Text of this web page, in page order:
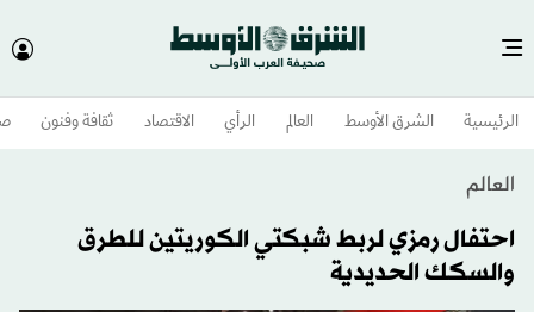
الرئيسية الشرق الأوسط​ العالم الرأي الاقتصاد ثقافة وفنون
العالم
احتفال رمزي لربط شبكتي الكوريتين للطرق
والسكك الحديدية